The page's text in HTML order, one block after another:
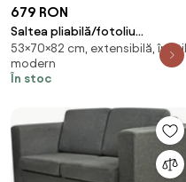
679 RON
Saltea pliabilă/fotoliu
extensibil, 2 in 1, maro Taupe,
PELOS
53×70×82 cm, extensibilă, în stil
modern
În stoc